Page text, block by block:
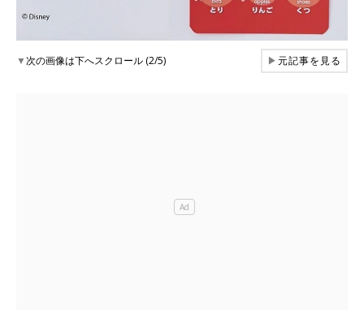
▼次の画像は下へスクロール (2/5) ▶元記事を見る